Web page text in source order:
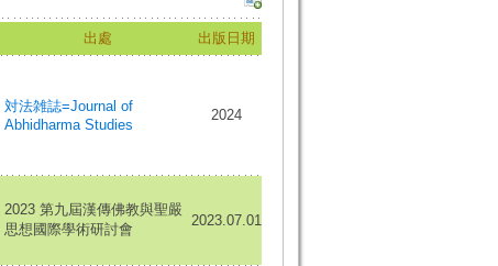
出處 出版日期
対法雑誌=Journal of
Abhidharma Studies
2024
2023 第九屆漢傳佛教與聖嚴
思想國際學術研討會
2023.07.01